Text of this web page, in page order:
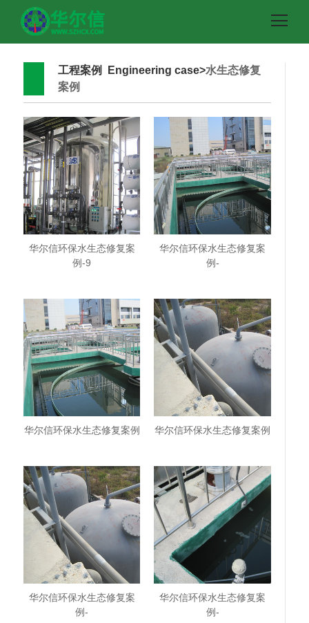
工程案例 Engineering case>水生态修复
案例
华尔信环保水生态修复案
例-9
华尔信环保水生态修复案
例-
华尔信环保水生态修复案例 华尔信环保水生态修复案例
华尔信环保水生态修复案
例-
华尔信环保水生态修复案
例-